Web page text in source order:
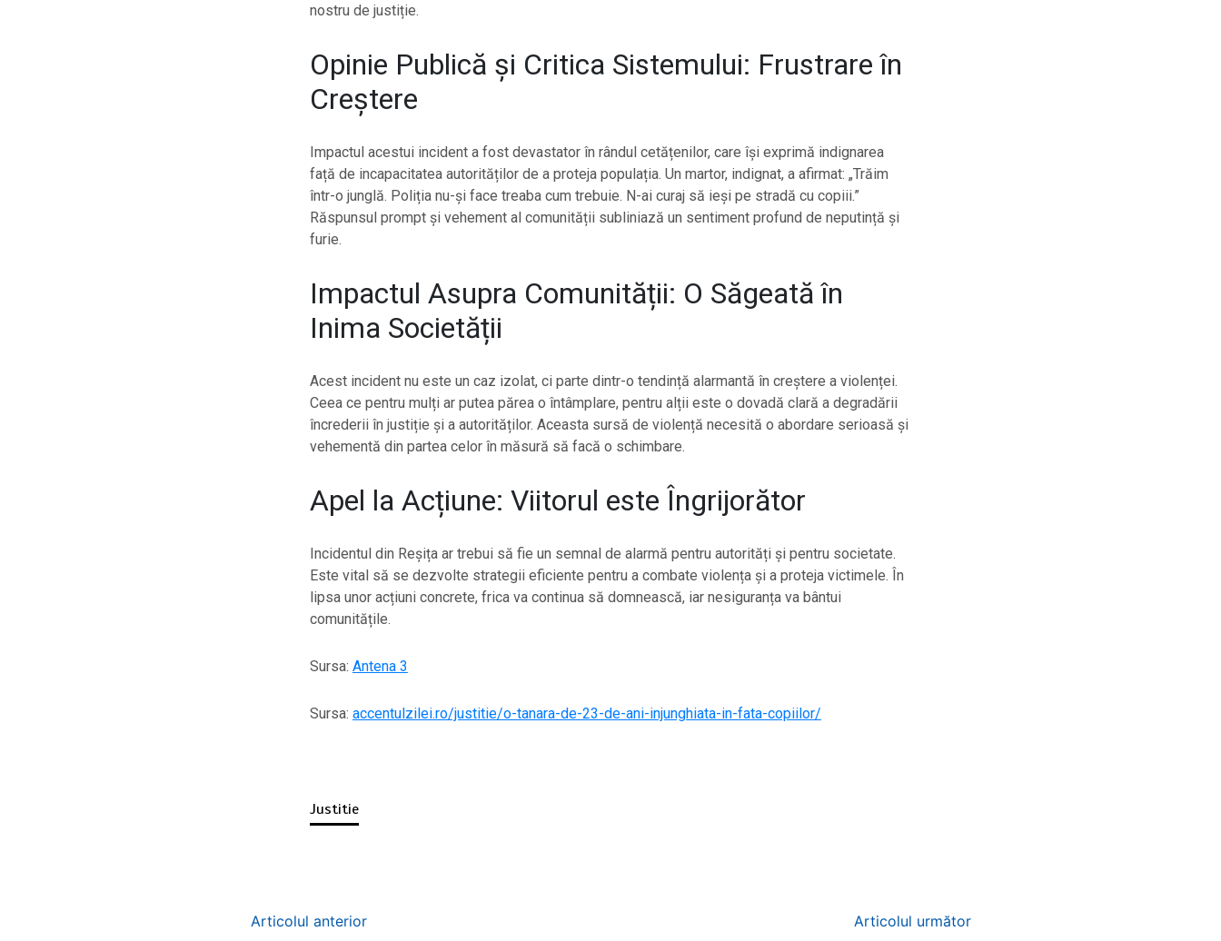
nostru de justiție.
Opinie Publică și Critica Sistemului: Frustrare în
Creștere
Impactul acestui incident a fost devastator în rândul cetățenilor, care își exprimă indignarea
față de incapacitatea autorităților de a proteja populația. Un martor, indignat, a afirmat: „Trăim
într-o junglă. Poliția nu-și face treaba cum trebuie. N-ai curaj să ieși pe stradă cu copiii.”
Răspunsul prompt și vehement al comunității subliniază un sentiment profund de neputință și
furie.
Impactul Asupra Comunității: O Săgeată în
Inima Societății
Acest incident nu este un caz izolat, ci parte dintr-o tendință alarmantă în creștere a violenței.
Ceea ce pentru mulți ar putea părea o întâmplare, pentru alții este o dovadă clară a degradării
încrederii în justiție și a autorităților. Aceasta sursă de violență necesită o abordare serioasă și
vehementă din partea celor în măsură să facă o schimbare.
Apel la Acțiune: Viitorul este Îngrijorător
Incidentul din Reșița ar trebui să fie un semnal de alarmă pentru autorități și pentru societate.
Este vital să se dezvolte strategii eficiente pentru a combate violența și a proteja victimele. În
lipsa unor acțiuni concrete, frica va continua să domnească, iar nesiguranța va bântui
comunitățile.
Sursa: Antena 3
Sursa: accentulzilei.ro/justitie/o-tanara-de-23-de-ani-injunghiata-in-fata-copiilor/
Justitie
Articolul anterior Articolul următor